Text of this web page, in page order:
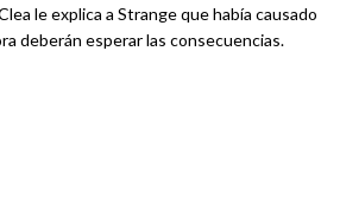
le explica a Strange que había causado
deberán esperar las consecuencias.